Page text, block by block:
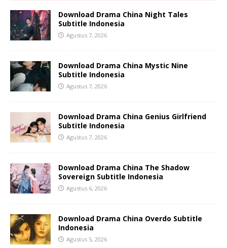
Download Drama China Night Tales
Subtitle Indonesia
Agustus 7, 2026
Download Drama China Mystic Nine
Subtitle Indonesia
Agustus 7, 2026
Download Drama China Genius Girlfriend
Subtitle Indonesia
Agustus 7, 2026
Download Drama China The Shadow
Sovereign Subtitle Indonesia
Agustus 6, 2026
Download Drama China Overdo Subtitle
Indonesia
Agustus 5, 2026